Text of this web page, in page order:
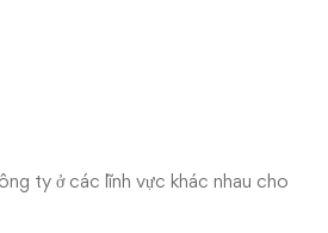
ty ở các lĩnh vực khác nhau cho